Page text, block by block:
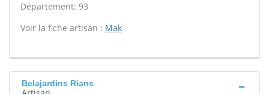
Département: 93
Voir la fiche artisan : Mak
Belajardins Rians